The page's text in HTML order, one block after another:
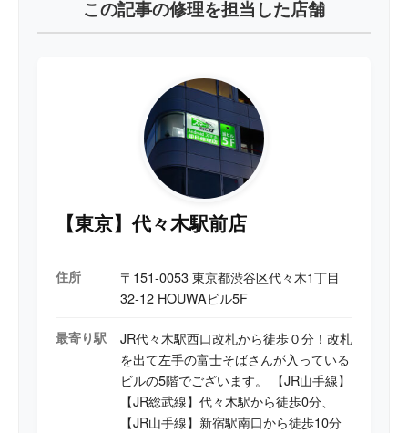
基板上の電圧ライン解析、リーク調査、ショート箇所
ボールや移植作業にも対応。
回路図・情報が少ない機種においても、実測値や回路
推測から故障箇所を絞り込み、データ保持を前提とし
た復旧を得意としている。
「メーカー修理不可」「データ復旧不可」と案内され
た端末でも、最後まで可能性を追求し、復旧へ繋げる
高度な基板修理技術を強みとしている。
この記事の修理を担当した店舗
【東京】代々木駅前店
住所
〒151-0053 東京都渋谷区代々木1丁目
32-12 HOUWAビル5F
最寄り駅
JR代々木駅西口改札から徒歩０分！改札
を出て左手の富士そばさんが入っている
ビルの5階でございます。 【JR山手線】
【JR総武線】代々木駅から徒歩0分、
【JR山手線】新宿駅南口から徒歩10分